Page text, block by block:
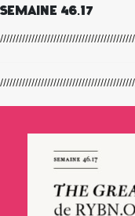
semaine 46.17